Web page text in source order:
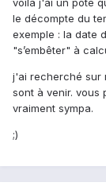
voilà j'ai un pote
le décompte du
exemple : la date
"s’embêter" à
j'ai recherché sur
sont à venir. vous
vraiment sympa.
;)